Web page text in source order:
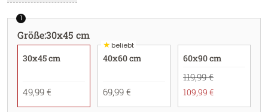
1
Größe:30x45 cm
30x45 cm
49,99 €
★beliebt
40x60 cm
69,99 €
60x90 cm
119,99 €
109,99 €